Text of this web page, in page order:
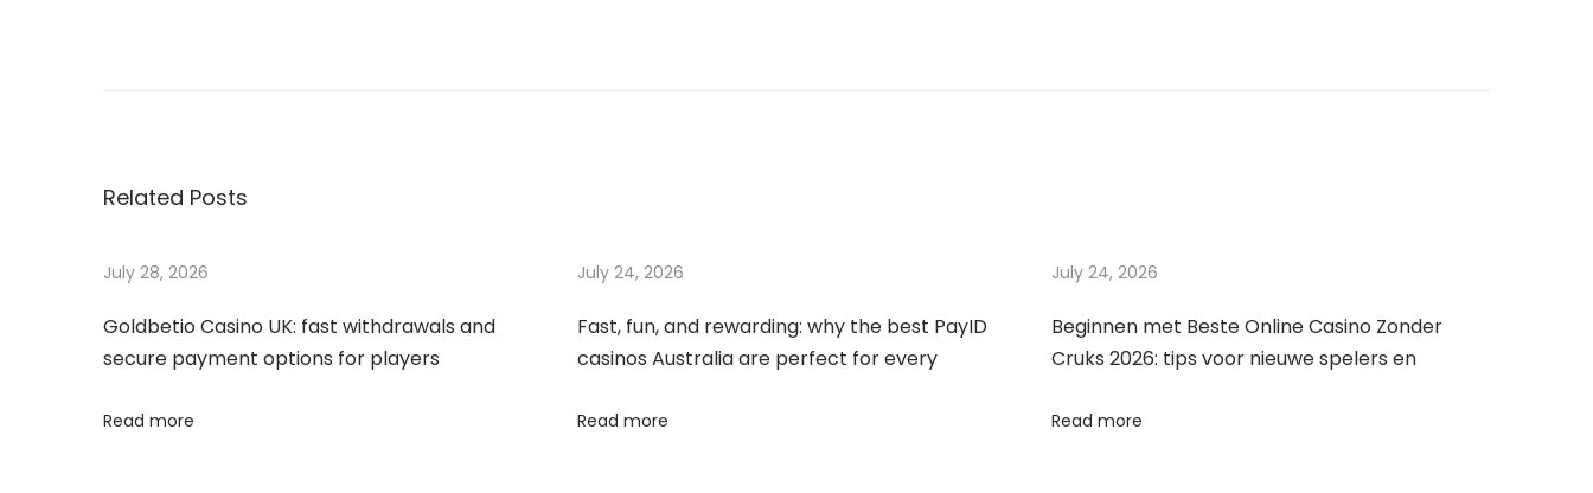
&
e
C
s
Related Posts
July 28, 2026
Goldbetio Casino UK: fast withdrawals and
secure payment options for players
Read more
July 24, 2026
Fast, fun, and rewarding: why the best PayID
casinos Australia are perfect for every
Read more
July 24, 2026
Beginnen met Beste Online Casino Zonder
Cruks 2026: tips voor nieuwe spelers en
Read more